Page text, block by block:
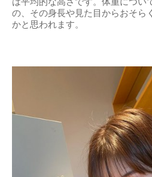
の、その身長や見た目からおそら
かと思われます。